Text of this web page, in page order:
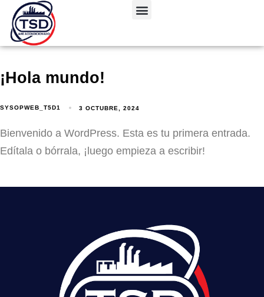
¡Hola mundo!
SYSOPWEB_T5D1 3 OCTUBRE, 2024
Bienvenido a WordPress. Esta es tu primera entrada.
Edítala o bórrala, ¡luego empieza a escribir!